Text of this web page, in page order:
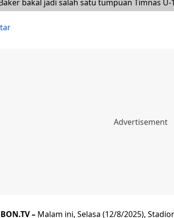
bakal jadi salah satu tumpuan Timnas
– Malam ini, Selasa (12/8/2025),